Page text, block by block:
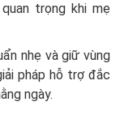
trọng khi mẹ
nhẹ và giữ vùng
pháp hỗ trợ đắc
ngày.